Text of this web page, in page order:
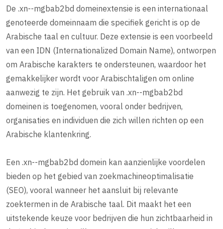
De .xn--mgbab2bd domeinextensie is een internationaal
genoteerde domeinnaam die specifiek gericht is op de
Arabische taal en cultuur. Deze extensie is een voorbeeld
van een IDN (Internationalized Domain Name), ontworpen
om Arabische karakters te ondersteunen, waardoor het
gemakkelijker wordt voor Arabischtaligen om online
aanwezig te zijn. Het gebruik van .xn--mgbab2bd
domeinen is toegenomen, vooral onder bedrijven,
organisaties en individuen die zich willen richten op een
Arabische klantenkring.
Een .xn--mgbab2bd domein kan aanzienlijke voordelen
bieden op het gebied van zoekmachineoptimalisatie
(SEO), vooral wanneer het aansluit bij relevante
zoektermen in de Arabische taal. Dit maakt het een
uitstekende keuze voor bedrijven die hun zichtbaarheid in